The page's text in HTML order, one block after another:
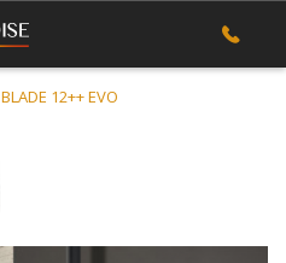
BLADE 12++ EVO